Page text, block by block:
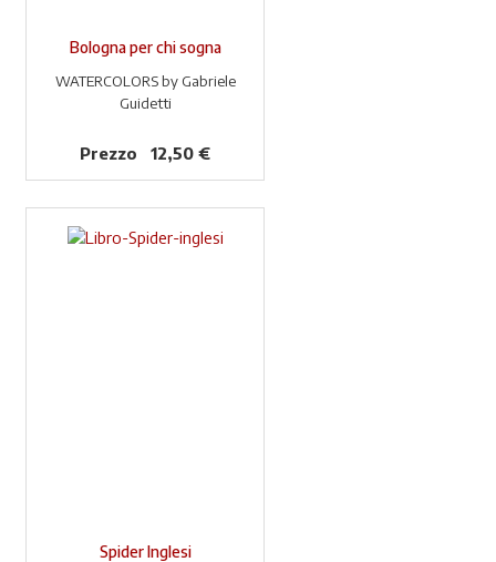
Bologna per chi sogna
WATERCOLORS by Gabriele
Guidetti
Prezzo 12,50 €
Spider Inglesi